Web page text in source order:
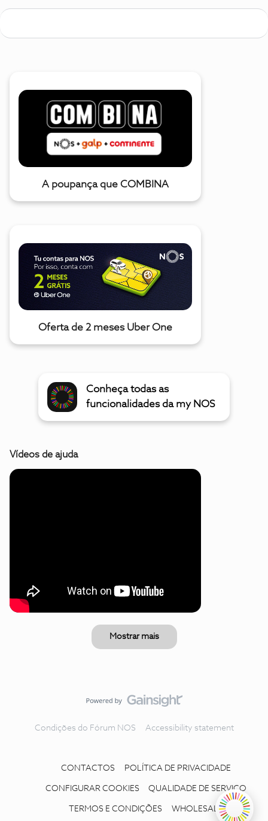
A poupança que COMBINA
Oferta de 2 meses Uber One
Conheça todas as
funcionalidades da my NOS
Vídeos de ajuda
Mostrar mais
Condições do Fórum NOS Accessibility statement
CONTACTOS POLÍTICA DE PRIVACIDADE
CONFIGURAR COOKIES QUALIDADE DE SERVIÇO
TERMOS E CONDIÇÕES WHOLESALE